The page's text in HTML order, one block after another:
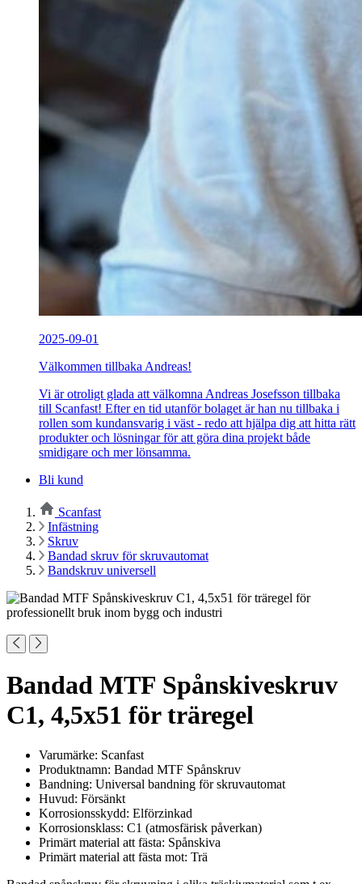
2025-09-01
Välkommen tillbaka Andreas!
Vi är otroligt glada att välkomna Andreas Josefsson tillbaka
till Scanfast! Efter en tid utanför bolaget är han nu tillbaka i
rollen som kundansvarig i väst - redo att hjälpa dig att hitta rätt
produkter och lösningar för att göra dina projekt både
smidigare och mer lönsamma.
Bli kund
Scanfast
Infästning
Skruv
Bandad skruv för skruvautomat
Bandskruv universell
Bandad MTF Spånskiveskruv
C1, 4,5x51 för träregel
Varumärke: Scanfast
Produktnamn: Bandad MTF Spånskruv
Bandning: Universal bandning för skruvautomat
Huvud: Försänkt
Korrosionsskydd: Elförzinkad
Korrosionsklass: C1 (atmosfärisk påverkan)
Primärt material att fästa: Spånskiva
Primärt material att fästa mot: Trä